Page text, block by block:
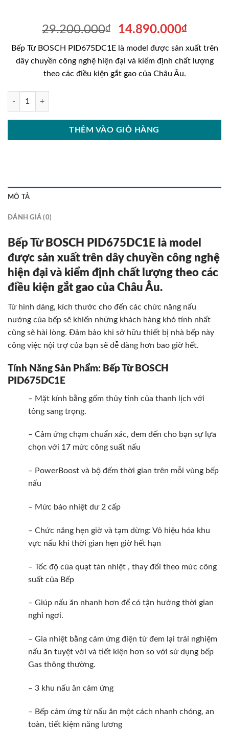
29.200.000₫
Giá
là:
29.200.000₫.
14.890.000₫Giá
hiện
tại
là:
Bếp Từ BOSCH PID675DC1E là model được sản xuất trên
dây chuyền công nghệ hiện đại và kiểm định chất lượng
theo các điều kiện gắt gao của Châu Âu.
BẾP TỪ BOSCH PID675DC1E SERI 8 3 VÙNG NẤU 60CM số lượng
THÊM VÀO GIỎ HÀNG
MÔ TẢ
ĐÁNH GIÁ (0)
Bếp Từ BOSCH PID675DC1E là model
được sản xuất trên dây chuyền công nghệ
hiện đại và kiểm định chất lượng theo các
điều kiện gắt gao của Châu Âu.
Từ hình dáng, kích thước cho đến các chức năng nấu
nướng của bếp sẽ khiến những khách hàng khó tính nhất
cũng sẽ hài lòng. Đảm bảo khi sở hữu thiết bị nhà bếp này
công việc nội trợ của bạn sẽ dễ dàng hơn bao giờ hết.
Tính Năng Sản Phẩm: Bếp Từ BOSCH
PID675DC1E
– Mặt kính bằng gốm thủy tinh của thanh lịch với
tông sang trọng.
– Cảm ứng chạm chuẩn xác, đem đến cho bạn sự lựa
chọn với 17 mức công suất nấu
– PowerBoost và bộ đếm thời gian trên mỗi vùng bếp
nấu
– Mức báo nhiệt dư 2 cấp
– Chức năng hẹn giờ và tạm dừng: Vô hiệu hóa khu
vực nấu khi thời gian hẹn giờ hết hạn
– Tốc độ của quạt tản nhiệt , thay đổi theo mức công
suất của Bếp
– Giúp nấu ăn nhanh hơn để có tận hưởng thời gian
nghỉ ngơi.
– Gia nhiệt bằng cảm ứng điện từ đem lại trải nghiệm
nấu ăn tuyệt vời và tiết kiện hơn so với sử dụng bếp
Gas thông thường.
– 3 khu nấu ăn cảm ứng
– Bếp cảm ứng từ nấu ăn một cách nhanh chóng, an
toàn, tiết kiệm năng lương